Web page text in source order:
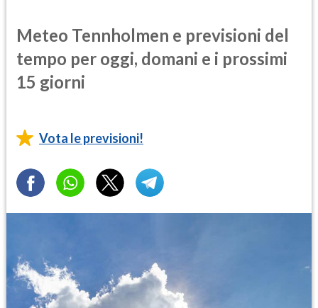
Meteo Tennholmen e previsioni del
tempo per oggi, domani e i prossimi
15 giorni
Vota le previsioni!